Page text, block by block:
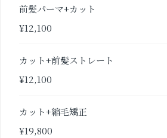
前髪パーマ+カット
¥12,100
カット+前髪ストレート
¥12,100
カット+縮毛矯正
¥19,800